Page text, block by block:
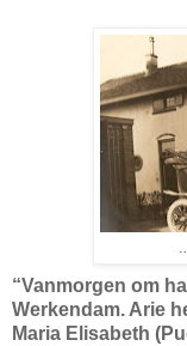
.
“Vanmorgen om
Werkendam. Arie
Maria Elisabeth